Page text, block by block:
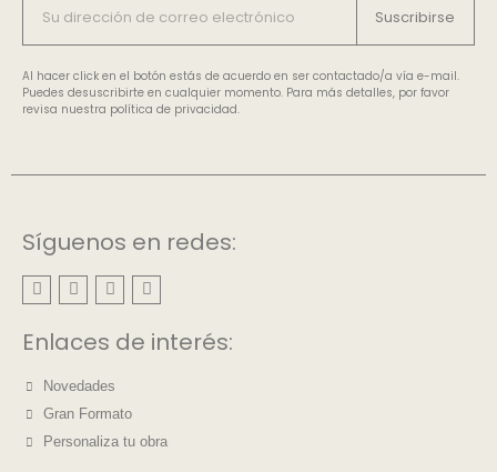
Suscribirse
Al hacer click en el botón estás de acuerdo en ser contactado/a vía e-mail.
Puedes desuscribirte en cualquier momento. Para más detalles, por favor
revisa nuestra política de privacidad.
Síguenos en redes:
Enlaces de interés:
Novedades
Gran Formato
Personaliza tu obra